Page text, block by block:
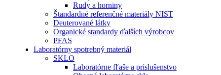
Rudy a horniny
Štandardné referenčné materiály NIST
Deuterované látky
Organické standardy ďalších výrobcov
PFAS
Laboratórny spotrebný materiál
SKLO
Laboratórne fľaše a príslušenstvo